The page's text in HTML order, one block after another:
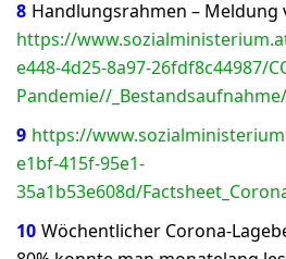
8 Handlungsrahmen – Meldung
https://
e448-4d25-8a97-26fdf8c44987/
Pandemie//
9 https://
e1bf-415f-95e1-
35a1b53e608d/
10 Wöchentlicher Corona-